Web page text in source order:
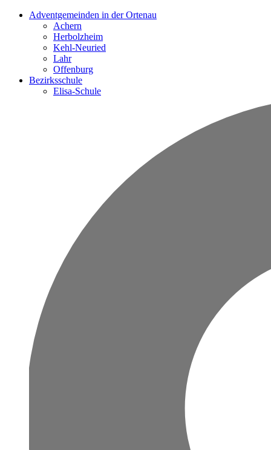
Adventgemeinden in der Ortenau
Achern
Herbolzheim
Kehl-Neuried
Lahr
Offenburg
Bezirksschule
Elisa-Schule